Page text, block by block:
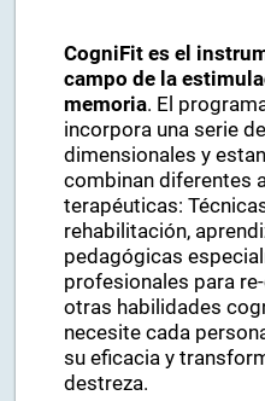
CogniFit es el
campo de la
memoria. El
incorpora una serie
dimensionales y
combinan diferentes
terapéuticas:
rehabilitación,
pedagógicas
profesionales para
otras habilidades
necesite cada
su eficacia y
destreza.